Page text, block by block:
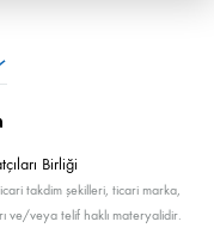
LinkedIn
Birliği
takdim şekilleri, ticari marka,
ve/veya telif haklı materyalidir.